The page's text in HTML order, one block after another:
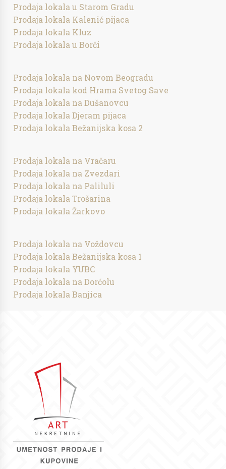
Prodaja lokala u Starom Gradu
Prodaja lokala Kalenić pijaca
Prodaja lokala Kluz
Prodaja lokala u Borči
Prodaja lokala na Novom Beogradu
Prodaja lokala kod Hrama Svetog Save
Prodaja lokala na Dušanovcu
Prodaja lokala Djeram pijaca
Prodaja lokala Bežanijska kosa 2
Prodaja lokala na Vračaru
Prodaja lokala na Zvezdari
Prodaja lokala na Paliluli
Prodaja lokala Trošarina
Prodaja lokala Žarkovo
Prodaja lokala na Voždovcu
Prodaja lokala Bežanijska kosa 1
Prodaja lokala YUBC
Prodaja lokala na Dorćolu
Prodaja lokala Banjica